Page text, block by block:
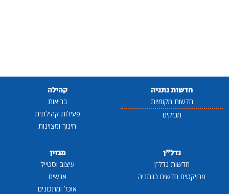
חדשות נתניה
חדשות מקומיות
מבזקים
קהילה
בריאות
פעילות קהילתית
חינוך ומצוינות
נדל"ן
חדשות נדל"ן
פרויקטים חדשים בנתניה
מגזין
עיצוב וסטייל
אנשים
אוכל ומתכונים